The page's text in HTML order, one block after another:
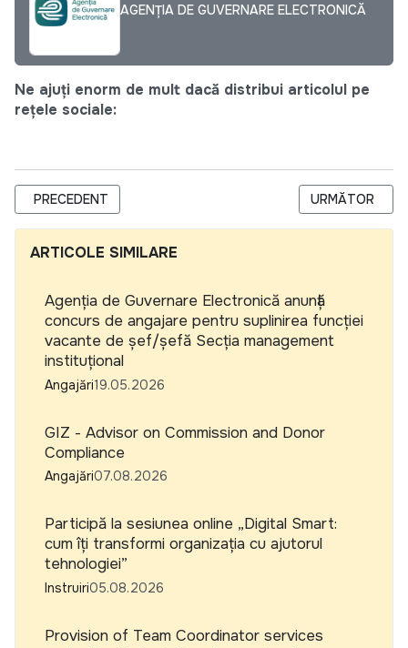
AGENȚIA DE GUVERNARE ELECTRONICĂ
Ne ajuți enorm de mult dacă distribui articolul pe
rețele sociale:
ARTICOL PRECEDENT: TERMEN EXTINS - CARITAS
PRECEDENT ARTICOLUL
URMĂTOR
ARTICOLE SIMILARE
Agenția de Guvernare Electronică anunță
concurs de angajare pentru suplinirea funcției
vacante de șef/șefă Secția management
instituțional
Angajări19.05.2026
GIZ - Advisor on Commission and Donor
Compliance
Angajări07.08.2026
Participă la sesiunea online „Digital Smart:
cum îți transformi organizația cu ajutorul
tehnologiei”
Instruiri05.08.2026
Provision of Team Coordinator services